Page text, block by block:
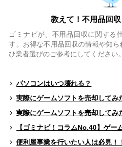
教えて！不用品回
ゴミナビが、不用品回収に関する
す。お得な不用品回収の情報や知
ひ業者選びのご参考にしてください。
パソコンはいつ壊れる？
実際にゲームソフトを売却してみ
実際にゲームソフトを売却してみ
【ゴミナビ！コラムNo.40】ゲーム機
便利屋事業を行いたい人は必見！